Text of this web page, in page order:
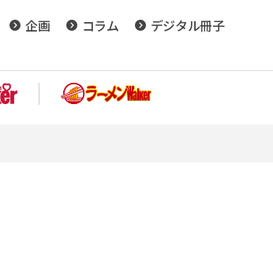
企画 コラム
デジタル冊子